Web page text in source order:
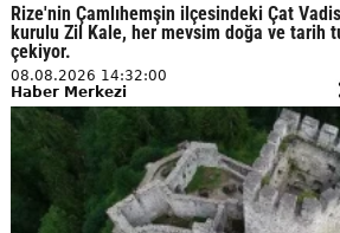
Rize'nin Çamlıhemşin ilçesindeki Çat
kurulu Zil Kale, her mevsim doğa ve tarih
çekiyor.
08.08.2026 14:32:00
Haber Merkezi